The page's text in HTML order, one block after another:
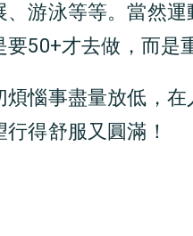
、游泳等等。當然運
50+才去做，而是
煩惱事盡量放低，在
得舒服又圓滿！